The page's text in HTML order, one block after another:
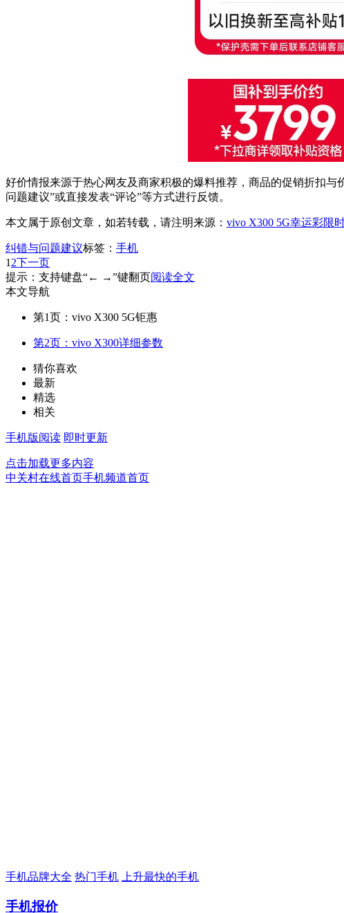
好价情报来源于热心网友及商家积极的爆料推荐，商品的促销折扣
问题建议”或直接发表“评论”等方式进行反馈。
本文属于原创文章，如若转载，请注明来源： vivo X300 5G幸运彩限
纠错与问题建议标签： 手机
1 2下一页
提示：支持键盘“← →”键翻页阅读全文
本文导航
第1页：vivo X300 5G钜惠
第2页：vivo X300详细参数
猜你喜欢
最新
精选
相关
手机版阅读 即时更新
点击加载更多内容
中关村在线首页手机频道首页
手机品牌大全 热门手机 上升最快的手机
手机报价